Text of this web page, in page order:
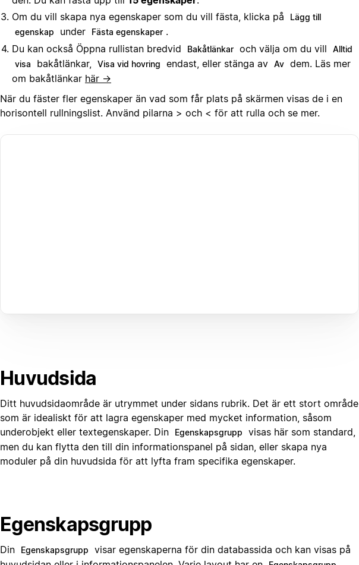
Om du vill skapa nya egenskaper som du vill fästa, klicka på
Lägg till
egenskap
under Fästa egenskaper .
Du kan också Öppna rullistan bredvid
Bakåtlänkar och välja om du vill
Alltid
visa
bakåtlänkar, Visa vid hovring endast, eller stänga av Av dem. Läs mer
om bakåtlänkar här →
När du fäster fler egenskaper än vad som får plats på skärmen visas de i en
horisontell rullningslist. Använd pilarna > och < för att rulla och se mer.
Huvudsida
Ditt huvudsidaområde är utrymmet under sidans rubrik. Det är ett stort område
som är idealiskt för att lagra egenskaper med mycket information, såsom
underobjekt eller textegenskaper. Din
Egenskapsgrupp
visas här som standard,
men du kan flytta den till din informationspanel på sidan, eller skapa nya
moduler på din huvudsida för att lyfta fram specifika egenskaper.
Egenskapsgrupp
Din Egenskapsgrupp
visar egenskaperna för din databassida och kan visas på